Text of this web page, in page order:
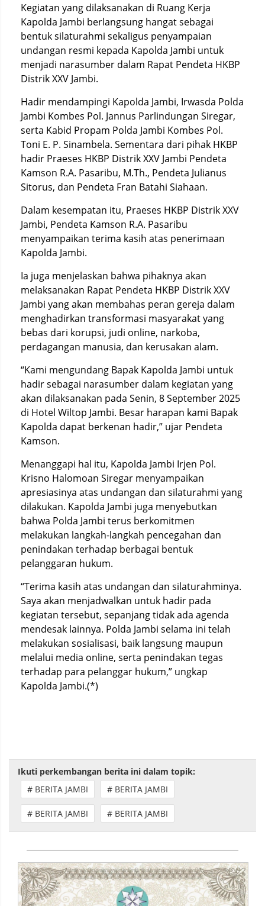
Kegiatan yang dilaksanakan di Ruang Kerja
Kapolda Jambi berlangsung hangat sebagai
bentuk silaturahmi sekaligus penyampaian
undangan resmi kepada Kapolda Jambi untuk
menjadi narasumber dalam Rapat Pendeta HKBP
Distrik XXV Jambi.
Hadir mendampingi Kapolda Jambi, Irwasda Polda
Jambi Kombes Pol. Jannus Parlindungan Siregar,
serta Kabid Propam Polda Jambi Kombes Pol.
Toni E. P. Sinambela. Sementara dari pihak HKBP
hadir Praeses HKBP Distrik XXV Jambi Pendeta
Kamson R.A. Pasaribu, M.Th., Pendeta Julianus
Sitorus, dan Pendeta Fran Batahi Siahaan.
Dalam kesempatan itu, Praeses HKBP Distrik XXV
Jambi, Pendeta Kamson R.A. Pasaribu
menyampaikan terima kasih atas penerimaan
Kapolda Jambi.
Ia juga menjelaskan bahwa pihaknya akan
melaksanakan Rapat Pendeta HKBP Distrik XXV
Jambi yang akan membahas peran gereja dalam
menghadirkan transformasi masyarakat yang
bebas dari korupsi, judi online, narkoba,
perdagangan manusia, dan kerusakan alam.
“Kami mengundang Bapak Kapolda Jambi untuk
hadir sebagai narasumber dalam kegiatan yang
akan dilaksanakan pada Senin, 8 September 2025
di Hotel Wiltop Jambi. Besar harapan kami Bapak
Kapolda dapat berkenan hadir,” ujar Pendeta
Kamson.
Menanggapi hal itu, Kapolda Jambi Irjen Pol.
Krisno Halomoan Siregar menyampaikan
apresiasinya atas undangan dan silaturahmi yang
dilakukan. Kapolda Jambi juga menyebutkan
bahwa Polda Jambi terus berkomitmen
melakukan langkah-langkah pencegahan dan
penindakan terhadap berbagai bentuk
pelanggaran hukum.
“Terima kasih atas undangan dan silaturahminya.
Saya akan menjadwalkan untuk hadir pada
kegiatan tersebut, sepanjang tidak ada agenda
mendesak lainnya. Polda Jambi selama ini telah
melakukan sosialisasi, baik langsung maupun
melalui media online, serta penindakan tegas
terhadap para pelanggar hukum,” ungkap
Kapolda Jambi.(*)
Ikuti perkembangan berita ini dalam topik:
# BERITA JAMBI
# BERITA JAMBI
# BERITA JAMBI # BERITA JAMBI